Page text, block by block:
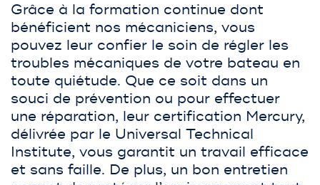
Grâce à la formation continue dont
bénéficient nos mécaniciens, vous
pouvez leur confier le soin de régler les
troubles mécaniques de votre bateau en
toute quiétude. Que ce soit dans un
souci de prévention ou pour effectuer
une réparation, leur certification Mercury,
délivrée par le Universal Technical
Institute, vous garantit un travail efficace
et sans faille. De plus, un bon entretien